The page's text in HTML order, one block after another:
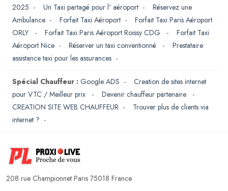
2025 - Un Taxi partagé pour l' aéroport - Réservez une
Ambulance - Forfait Taxi Aéroport - Forfait Taxi Paris Aéroport
ORLY
- Forfait Taxi Paris Aéroport Roissy CDG - Forfait Taxi
Aéroport Nice - Réserver un taxi conventionné - Prestataire
assistance taxi pour les assurances -
Spécial Chauffeur : Google ADS - Creation de sites internet
pour VTC / Meilleur prix
- Devenir chauffeur partenaire
-
CREATION SITE WEB CHAUFFEUR - Trouver plus de clients via
internet ? -
208 rue Championnet Paris 75018 France